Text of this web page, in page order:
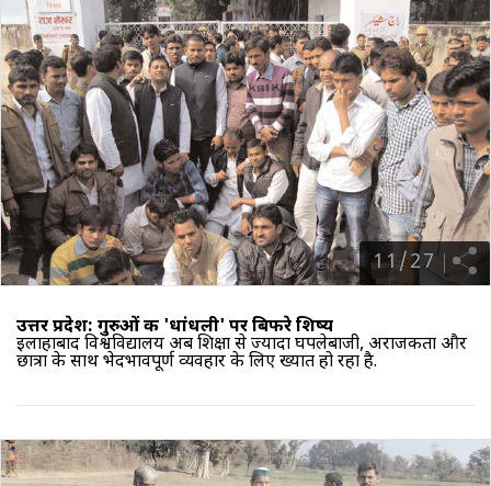
11 /27
उत्तर प्रदेश: गुरुओं की 'धांधली' पर बिफरे शिष्य
इलाहाबाद विश्वविद्यालय अब शिक्षा से ज्यादा घपलेबाजी, अराजकता और
छात्रों के साथ भेदभावपूर्ण व्यवहार के लिए ख्यात हो रहा है.